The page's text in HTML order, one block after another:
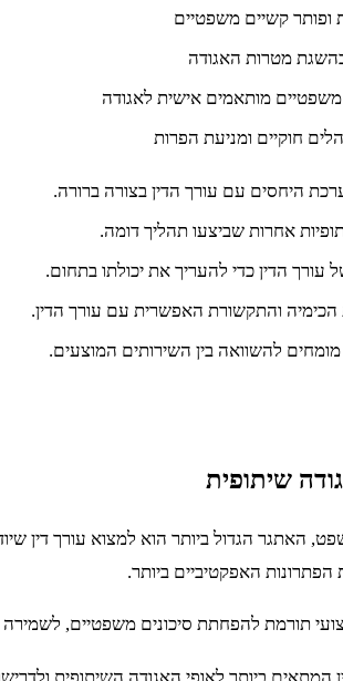
ופותר קשיים משפטיים
מטרות האגודה
מותאמים אישית לאגודה
חוקיים ומניעת הפרות
היחסים עם עורך הדין בצורה ברורה.
אחרות שביצעו תהליך דומה.
עורך הדין כדי להעריך את יכולתו בתחום.
הכימיה והתקשורת האפשרית עם עורך הדין.
להשוואה בין השירותים המוצעים.
שיתופית
האתגר הגדול ביותר הוא למצוא עורך דין
האפקטיביים ביותר.
תורמת להפחתת סיכונים משפטיים, לשמירה